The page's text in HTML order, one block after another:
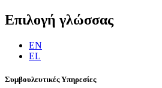
Επιλογή γλώσσας
EN
EL
Συμβουλευτικές Υπηρεσίες